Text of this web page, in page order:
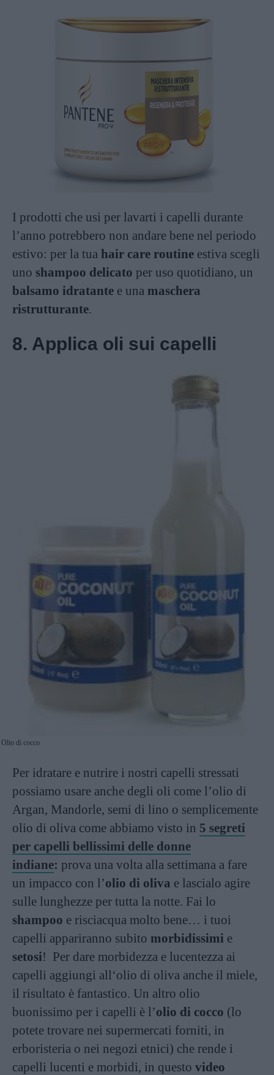
I prodotti che usi per lavarti i capelli durante
l’anno potrebbero non andare bene nel periodo
estivo: per la tua hair care routine estiva scegli
uno shampoo delicato per uso quotidiano, un
balsamo idratante e una maschera
ristrutturante.
8. Applica oli sui capelli
Olio di cocco
Per idratare e nutrire i nostri capelli stressati
possiamo usare anche degli oli come l’olio di
Argan, Mandorle, semi di lino o semplicemente
olio di oliva come abbiamo visto in 5 segreti
per capelli bellissimi delle donne
indiane: prova una volta alla settimana a fare
un impacco con l’olio di oliva e lascialo agire
sulle lunghezze per tutta la notte. Fai lo
shampoo e risciacqua molto bene… i tuoi
capelli appariranno subito morbidissimi e
setosi! Per dare morbidezza e lucentezza ai
capelli aggiungi all‘olio di oliva anche il miele,
il risultato è fantastico. Un altro olio
buonissimo per i capelli è l’olio di cocco (lo
potete trovare nei supermercati forniti, in
erboristeria o nei negozi etnici) che rende i
capelli lucenti e morbidi, in questo video